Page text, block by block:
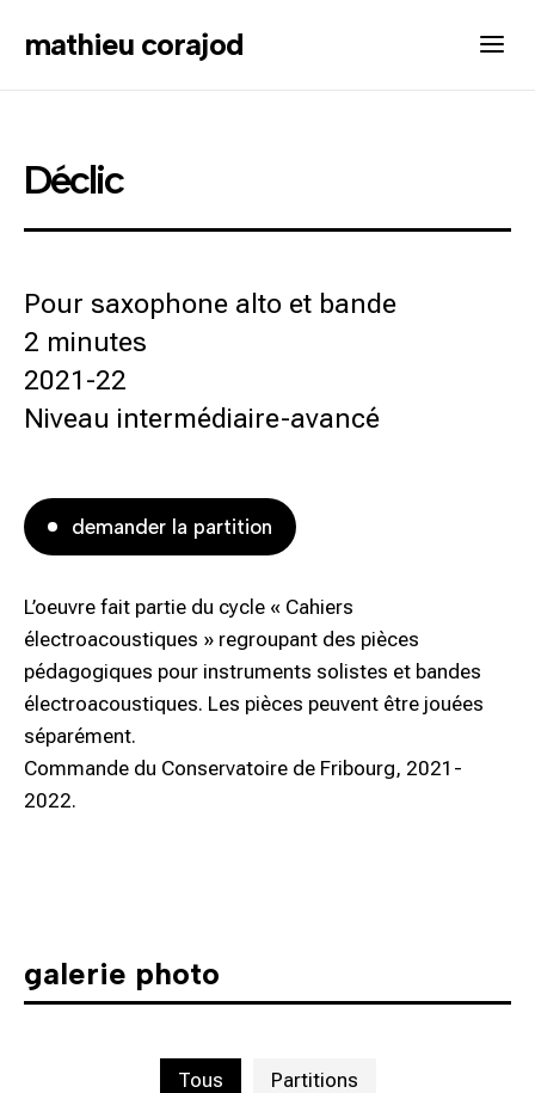
mathieu corajod
Déclic
Pour saxophone alto et bande
2 minutes
2021-22
Niveau intermédiaire-avancé
demander la partition
L’oeuvre fait partie du cycle « Cahiers
électroacoustiques » regroupant des pièces
pédagogiques pour instruments solistes et bandes
électroacoustiques. Les pièces peuvent être jouées
séparément.
Commande du Conservatoire de Fribourg, 2021-
2022.
galerie photo
Tous Partitions